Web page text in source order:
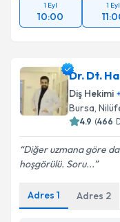
1 Eyl
10:00
1 Eyl
Dr. Dt.
Diş Hekimi
Bursa,
4.9 (466
Diğer uzmana göre
hoşgörülü. Soru...
Adres 1 Adres 2